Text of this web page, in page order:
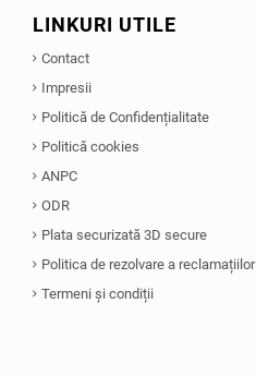
LINKURI UTILE
Contact
Impresii
Politică de Confidențialitate
Politică cookies
ANPC
ODR
Plata securizată 3D secure
Politica de rezolvare a reclamațiilor
Termeni și condiții